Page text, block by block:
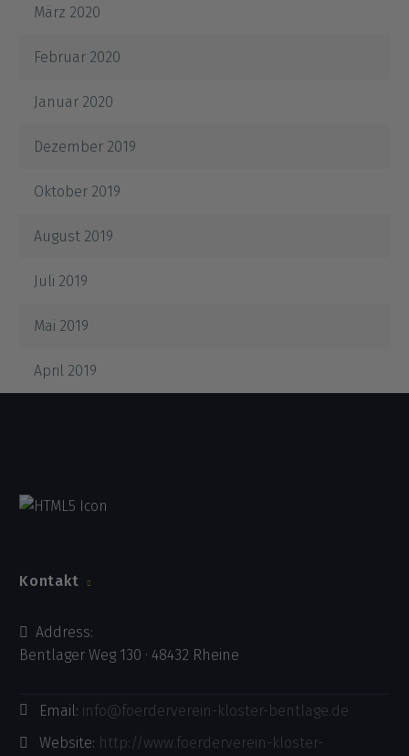
März 2020
Februar 2020
Januar 2020
Dezember 2019
Oktober 2019
August 2019
Juli 2019
Mai 2019
April 2019
Kontakt
Address:
Bentlager Weg 130 · 48432 Rheine
Email: info@foerderverein-kloster-bentlage.de
Website: http://www.foerderverein-kloster-